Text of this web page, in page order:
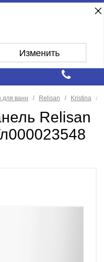
Изменить
для ванн Relisan Kristina
Relisan